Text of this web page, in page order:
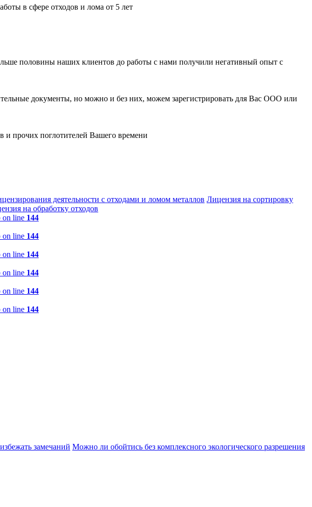
в сфере отходов и лома от 5 лет
половины наших клиентов до работы с нами получили негативный опыт с
документы, но можно и без них, можем зарегистрировать для Вас ООО или
и прочих поглотителей Вашего времени
деятельности с отходами и ломом металлов Лицензия на сортировку
на обработку отходов
on line 144
on line 144
on line 144
on line 144
on line 144
on line 144
замечаний Можно ли обойтись без комплексного экологического разрешения